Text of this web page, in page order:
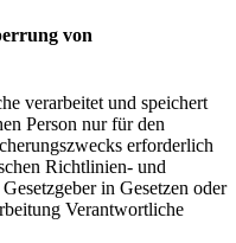
von
verarbeitet und speichert
Person nur für den
erforderlich
Richtlinien- und
in Gesetzen oder
Verantwortliche